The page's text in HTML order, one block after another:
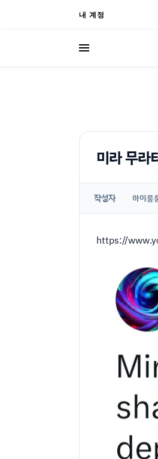
내 계정
미라 무라
작성자 하이룽
https://